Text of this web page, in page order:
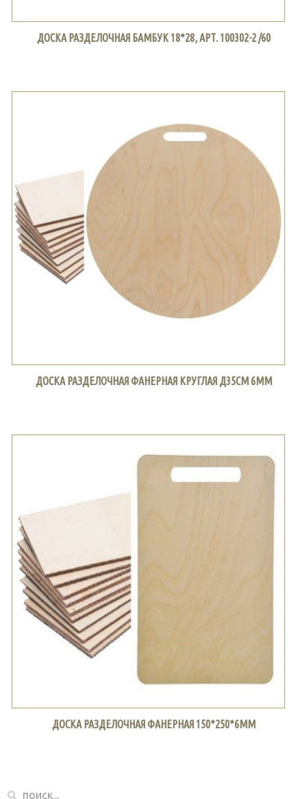
ДОСКА РАЗДЕЛОЧНАЯ БАМБУК 18*28, АРТ. 100302-2 /60
ДОСКА РАЗДЕЛОЧНАЯ ФАНЕРНАЯ КРУГЛАЯ Д35СМ 6ММ
ДОСКА РАЗДЕЛОЧНАЯ ФАНЕРНАЯ 150*250*6ММ